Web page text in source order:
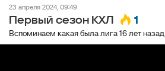
23 апреля 2024, 09:49
Первый сезон КХЛ 1
Вспоминаем какая была лига 16 лет назад